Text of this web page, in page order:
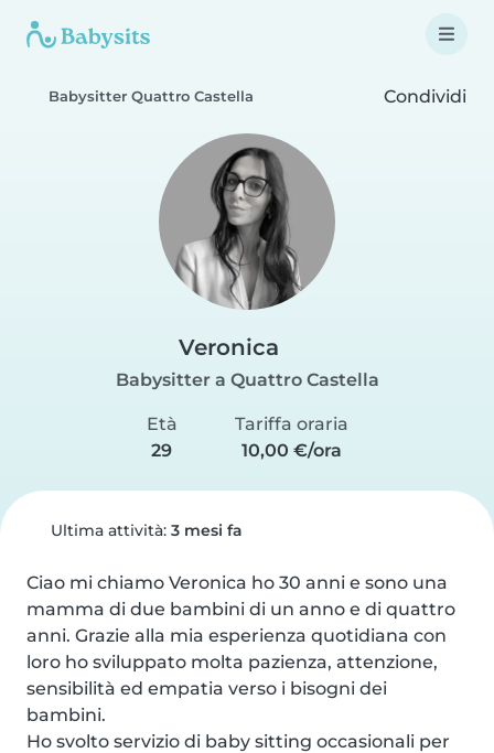
Babysitter Quattro Castella Condividi
Veronica
Babysitter a Quattro Castella
Età
29
Tariffa oraria
10,00 €/ora
Ultima attività: 3 mesi fa
Ciao mi chiamo Veronica ho 30 anni e sono una
mamma di due bambini di un anno e di quattro
anni. Grazie alla mia esperienza quotidiana con
loro ho sviluppato molta pazienza, attenzione,
sensibilità ed empatia verso i bisogni dei
bambini.
Ho svolto servizio di baby sitting occasionali per